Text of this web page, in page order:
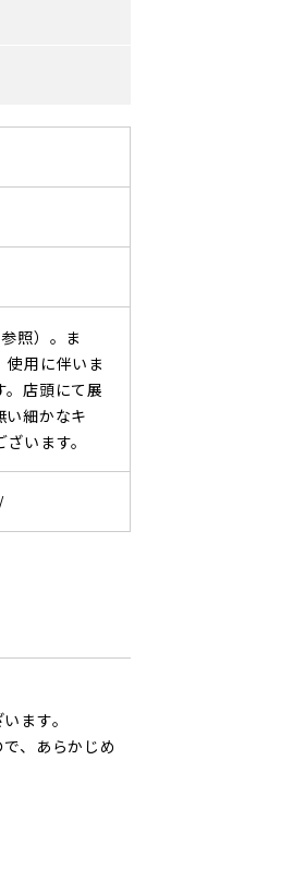
照）。ま
使用に伴いま
。店頭にて展
い細かなキ
います。
ます。
、あらかじめ